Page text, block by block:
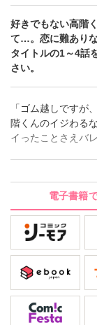
好きでもない高階
て…。恋に難あり
タイトルの1～4話
さい。
「ゴム越しですが
階くんのイジわる
イったことさえバ
まで届いてきた
ザイナーの茅子。
高階くんの指導係
び相手の修羅場に
屋へ飲みにつれて
だけの恋が始まる
す。重複購入にご
電子書籍